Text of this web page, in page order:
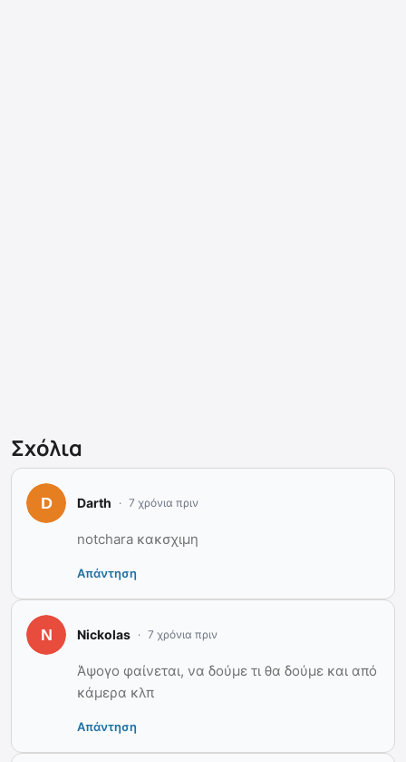
Σχόλια
Darth 7 χρόνια πριν
notchara κακσχιμη
Απάντηση
Nickolas 7 χρόνια πριν
Άψογο φαίνεται, να δούμε τι θα δούμε και από
κάμερα κλπ
Απάντηση